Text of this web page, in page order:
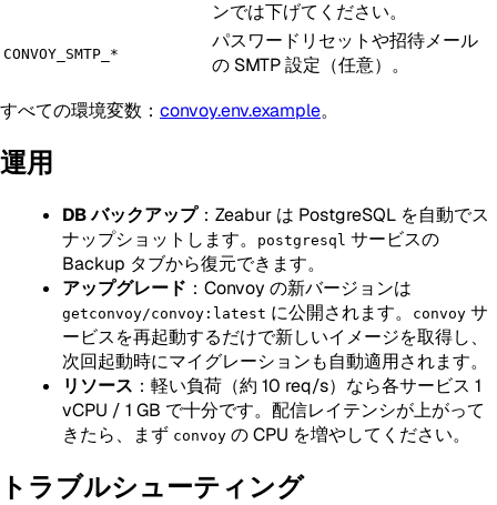
ンでは下げてください。
CONVOY_SMTP_*
パスワードリセットや招待メール
の SMTP 設定（任意）。
すべての環境変数： convoy.env.example。
運用
DB バックアップ：Zeabur は PostgreSQL を自動でス
ナップショットします。
postgresql サービスの
Backup タブから復元できます。
アップグレード ：Convoy の新バージョンは
getconvoy/convoy:latest に公開されます。 convoy サ
ービスを再起動するだけで新しいイメージを取得し、
次回起動時にマイグレーションも自動適用されます。
リソース ：軽い負荷（約 10 req/s）なら各サービス 1
vCPU / 1 GB で十分です。配信レイテンシが上がって
きたら、まず convoy の CPU を増やしてください。
トラブルシューティング